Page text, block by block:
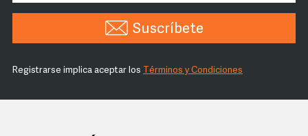
Suscríbete
Registrarse implica aceptar los Términos y Condiciones